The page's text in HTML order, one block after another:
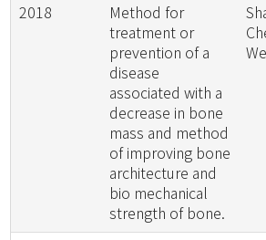
2018
Method for
treatment or
prevention of a
disease
associated with a
decrease in bone
mass and method
of improving bone
architecture and
bio mechanical
strength of bone.